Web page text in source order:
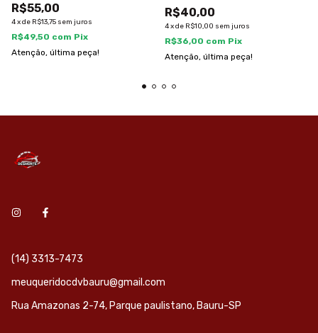
R$55,00
4xde R$13,75 sem juros
R$49,50 com Pix
Atenção, última peça!
R$40,00
4xde R$10,00 sem juros
R$36,00 com Pix
Atenção, última peça!
(14) 3313-7473
meuqueridocdvbauru@gmail.com
Rua Amazonas 2-74, Parque paulistano, Bauru-SP